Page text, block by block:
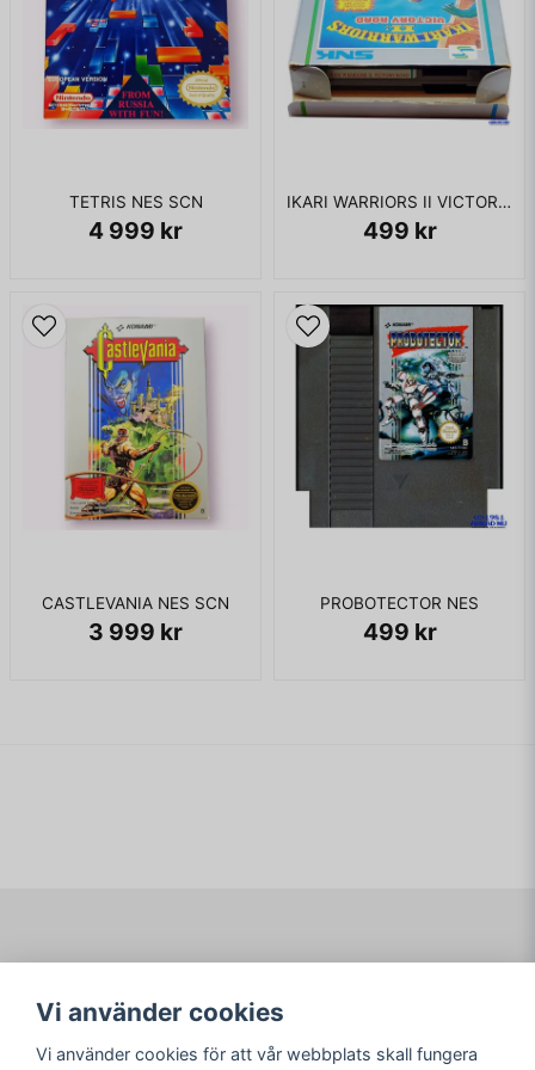
TETRIS NES SCN
4 999 kr
IKARI WARRIORS II VICTORY ROAD NES REV-A
499 kr
CASTLEVANIA NES SCN
3 999 kr
PROBOTECTOR NES
499 kr
Köpvillkor
Logga in
Glömt lösenord?
Vi använder cookies
Vi använder cookies för att vår webbplats skall fungera